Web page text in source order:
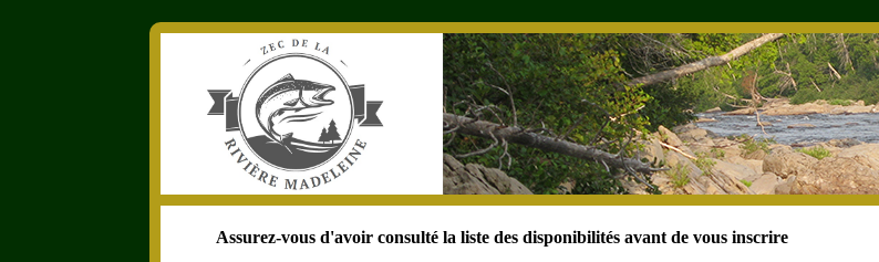
Assurez-vous d'avoir consulté la liste des disponibilités avant de vous inscrire